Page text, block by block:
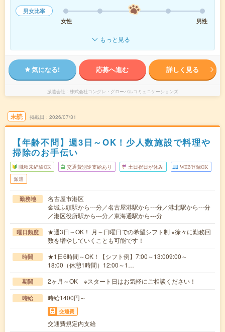
男女比率
女性
男性
もっと見る
気になる! 応募へ進む 詳しく見る
派遣会社 株式会社コングレ・グローバルコミュニケーションズ
未読 掲載日 2026/07/31
【年齢不問】週3日～OK！少人数施設で料理や
掃除のお手伝い
職種未経験OK 交通費別途支給あり 土日祝日が休み WEB登録OK
派遣
勤務地
名古屋市港区
金城ふ頭駅から---分／名古屋港駅から---分／港北駅から---分
／港区役所駅から---分／東海通駅から---分
曜日頻度
★週3日～OK！ 月～日曜日での希望シフト制 ※徐々に勤務回
数を増やしていくことも可能です！
時間
★1日6時間～OK！【シフト例】7:00～13:009:00～
18:00（休憩1時間）12:00～1…
期間 2ヶ月～OK ※スタート日はお気軽にご相談ください！
時給 時給1400円～
交通費
交通費規定内支給